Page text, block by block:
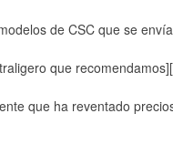
de CSC que se
que
que ha reventado